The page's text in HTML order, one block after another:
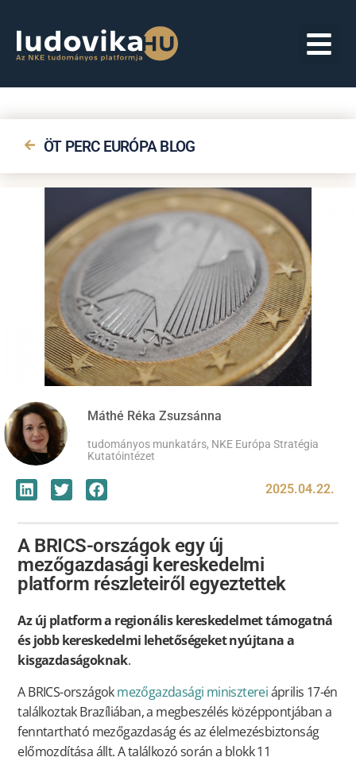
ÖT PERC EURÓPA BLOG
Máthé Réka Zsuzsánna
tudományos munkatárs, NKE Európa Stratégia
Kutatóintézet
2025.04.22.
A BRICS-országok egy új
mezőgazdasági kereskedelmi
platform részleteiről egyeztettek
Az új platform a regionális kereskedelmet támogatná
és jobb kereskedelmi lehetőségeket nyújtana a
kisgazdaságoknak.
A BRICS-országokmezőgazdasági minisztereiáprilis 17-én
találkoztak Brazíliában, a megbeszélés középpontjában a
fenntartható mezőgazdaság és az élelmezésbiztonság
előmozdítása állt. A találkozó során a blokk 11